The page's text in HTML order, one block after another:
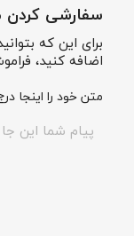
سفارشی
برای این که
اضافه کنید،
متن خود را اینجا
ایجاد